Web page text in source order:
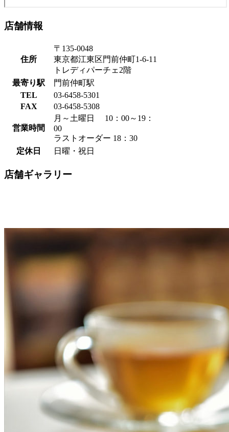
店舗情報
住所
〒135-0048
東京都江東区門前仲町1-6-11
トレディパーチェ2階
最寄り駅
門前仲町駅
TEL
03-6458-5301
FAX
03-6458-5308
営業時間
月～土曜日 10：00～19：
00
ラストオーダー 18：30
定休日
日曜・祝日
店舗ギャラリー